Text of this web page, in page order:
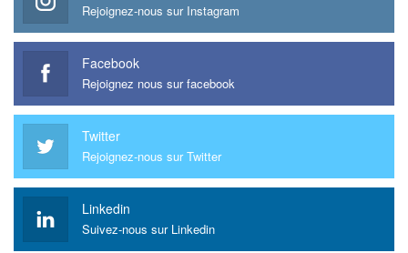
Rejoignez-nous sur Instagram
Facebook
Rejoignez nous sur facebook
Twitter
Rejoignez-nous sur Twitter
Linkedin
Suivez-nous sur Linkedin